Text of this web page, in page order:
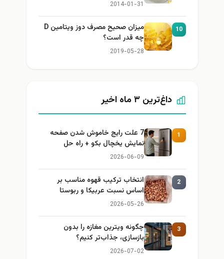
2014-01-31
10
میزان صحیح مصرف دوز ویتامین D
چه قدر است؟
2019-05-28
داغ‌ترین ۳ ماه اخیر
1
7 علت رایج خاموش شدن صفحه
نمایش یخچال بکو + راه حل
2026-06-09
2
انتخاب ترکیب قهوه مناسب بر
اساس نسبت عربیکا و ربوستا
2026-05-26
3
چگونه ویترین مغازه را بدون
بازسازی، جذاب‌تر کنیم؟
2026-07-02